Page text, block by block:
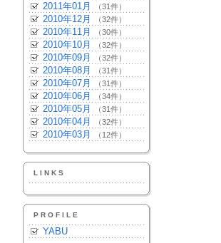
2011年01月 （31件）
2010年12月 （32件）
2010年11月 （30件）
2010年10月 （32件）
2010年09月 （32件）
2010年08月 （31件）
2010年07月 （31件）
2010年06月 （34件）
2010年05月 （31件）
2010年04月 （32件）
2010年03月 （12件）
LINKS
PROFILE
YABU